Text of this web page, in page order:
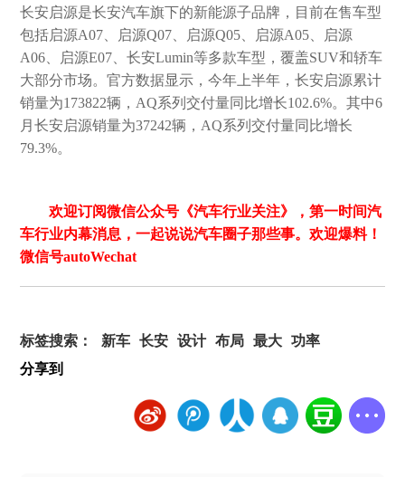
长安启源是长安汽车旗下的新能源子品牌，目前在售车型
包括启源A07、启源Q07、启源Q05、启源A05、启源
A06、启源E07、长安Lumin等多款车型，覆盖SUV和轿车
大部分市场。官方数据显示，今年上半年，长安启源累计
销量为173822辆，AQ系列交付量同比增长102.6%。其中6
月长安启源销量为37242辆，AQ系列交付量同比增长
79.3%。
欢迎订阅微信公众号《汽车行业关注》，第一时间汽
车行业内幕消息，一起说说汽车圈子那些事。欢迎爆料！
微信号autoWechat
标签搜索： 新车 长安 设计 布局 最大
功率
分享到